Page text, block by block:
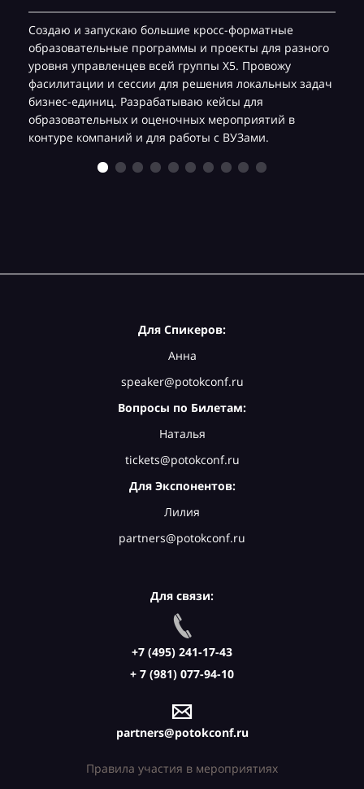
Создаю и запускаю большие кросс-форматные
образовательные программы и проекты для разного
уровня управленцев всей группы Х5. Провожу
фасилитации и сессии для решения локальных задач
бизнес-единиц. Разрабатываю кейсы для
образовательных и оценочных мероприятий в
контуре компаний и для работы с ВУЗами.
Для Спикеров:
Анна
speaker@potokconf.ru
Вопросы по Билетам:
Наталья
tickets@potokconf.ru
Для Экспонентов:
Лилия
partners@potokconf.ru
Для связи:
+7 (495) 241-17-43
+ 7 (981) 077-94-10
partners@potokconf.ru
Правила участия в мероприятиях